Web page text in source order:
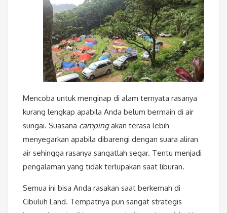
Mencoba untuk menginap di alam ternyata rasanya
kurang lengkap apabila Anda belum bermain di air
sungai. Suasana campingakan terasa lebih
menyegarkan apabila dibarengi dengan suara aliran
air sehingga rasanya sangatlah segar. Tentu menjadi
pengalaman yang tidak terlupakan saat liburan.
Semua ini bisa Anda rasakan saat berkemah di
Cibuluh Land. Tempatnya pun sangat strategis